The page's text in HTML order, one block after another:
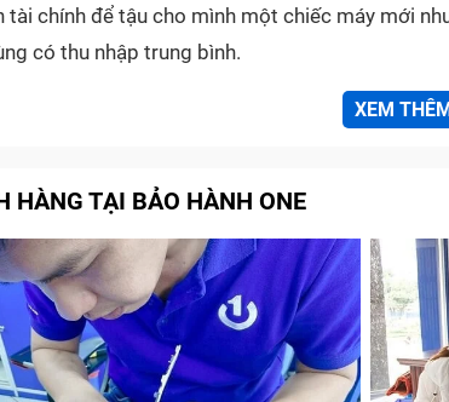
tài chính để tậu cho mình một chiếc máy mới
có thu nhập trung bình.
Mua điện thoại Blackberry
Trung tâm nhận mua những
máy mới, máy cũ đã qua sử dụng có rất
XEM
HÀNG TẠI BẢO HÀNH ONE